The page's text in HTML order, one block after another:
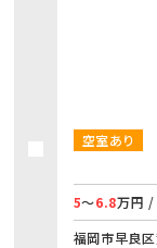
空室あり
5～6.8万円
福岡市早良